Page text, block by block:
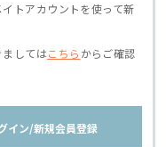
トアカウントを使って新
してはこちら からご確認
イン/新規会員登録